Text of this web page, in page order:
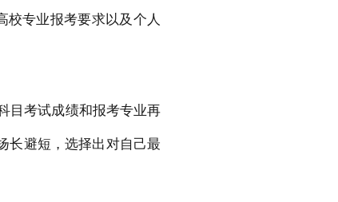
校专业报考要求以及个人
目考试成绩和报考专业再
长避短，选择出对自己最